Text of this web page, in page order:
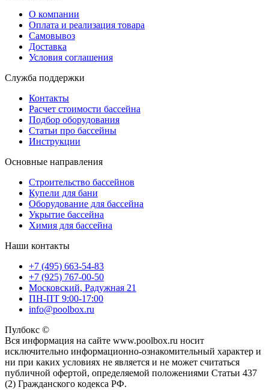
О компании
Оплата и реализация товара
Самовывоз
Доставка
Условия соглашения
Служба поддержки
Контакты
Расчет стоимости бассейна
Подбор оборудования
Статьи про бассейны
Инструкции
Основные направления
Строительство бассейнов
Купели для бани
Оборудование для бассейна
Укрытие бассейна
Химия для бассейна
Наши контакты
+7 (495) 663-54-83
+7 (925) 767-00-50
Московский, Радужная 21
ПН-ПТ 9:00-17:00
info@poolbox.ru
Пулбокс ©
Вся информация на сайте www.poolbox.ru носит
исключительно информационно-ознакомительный характер и
ни при каких условиях не является и не может считаться
публичной офертой, определяемой положениями Статьи 437
(2) Гражданского кодекса РФ.